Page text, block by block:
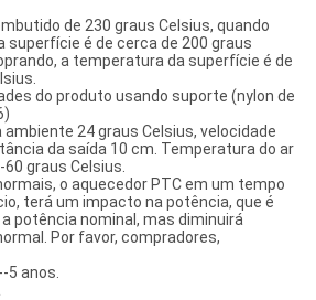
de 230 graus Celsius, quando
é de cerca de 200 graus
a temperatura da superfície é de
do produto usando suporte (nylon de
24 graus Celsius, velocidade
da saída 10 cm. Temperatura do ar
graus Celsius.
o aquecedor PTC em um tempo
terá um impacto na potência, que é
potência nominal, mas diminuirá
Por favor, compradores,
5 anos.